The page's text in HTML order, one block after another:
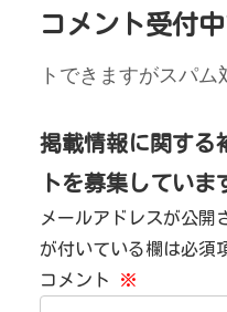
コメント受付
トできますがスパ
掲載情報に関する
トを募集していま
メールアドレスが公開
が付いている欄は必須
コメント
※